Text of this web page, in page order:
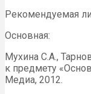
Рекомендуемая
Основная:
Мухина С.А.,
к предмету
Медиа, 2012.